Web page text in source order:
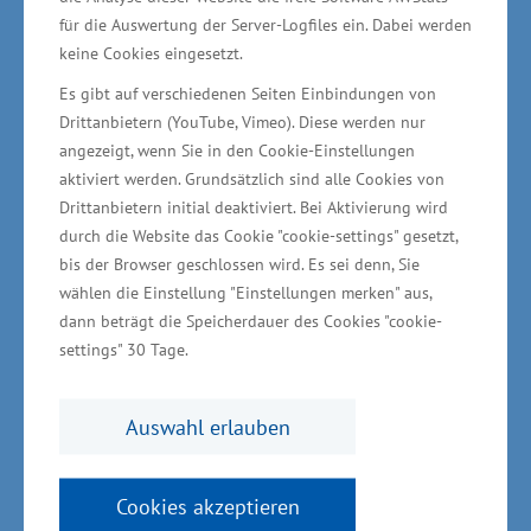
für die Auswertung der Server-Logfiles ein. Dabei werden
keine Cookies eingesetzt.
Es gibt auf verschiedenen Seiten Einbindungen von
Drittanbietern (YouTube, Vimeo). Diese werden nur
angezeigt, wenn Sie in den Cookie-Einstellungen
aktiviert werden. Grundsätzlich sind alle Cookies von
Drittanbietern initial deaktiviert. Bei Aktivierung wird
durch die Website das Cookie "cookie-settings" gesetzt,
bis der Browser geschlossen wird. Es sei denn, Sie
wählen die Einstellung "Einstellungen merken" aus,
dann beträgt die Speicherdauer des Cookies "cookie-
settings" 30 Tage.
Auswahl erlauben
Cookies akzeptieren
ein präventiver Urlaub ist zeitgemäß und löst
mehr und mehr auch den klassischen
Kuraufenthalt ab“, so Glawe weiter. Zahlreiche
Hotel- und Wellnessanlagen, Krankenhäuser
und Rehakliniken sowie die über 60
prädikatisierten Kur- und Erholungsorte liefern
ein vielfältiges Angebot für Gäste.
Wirtschaftsministerium
unterstützt vor Ort
Die Gesamtinvestition für das
Euro. Das Wirtschaftsministerium unterstützt
das Vorhaben aus der Gemeinschaftsaufgabe